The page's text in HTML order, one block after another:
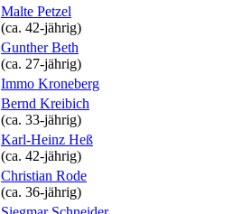
Malte Petzel
(ca. 42‑jährig)
Gunther Beth
(ca. 27‑jährig)
Immo Kroneberg
Bernd Kreibich
(ca. 33‑jährig)
Karl-Heinz Heß
(ca. 42‑jährig)
Christian Rode
(ca. 36‑jährig)